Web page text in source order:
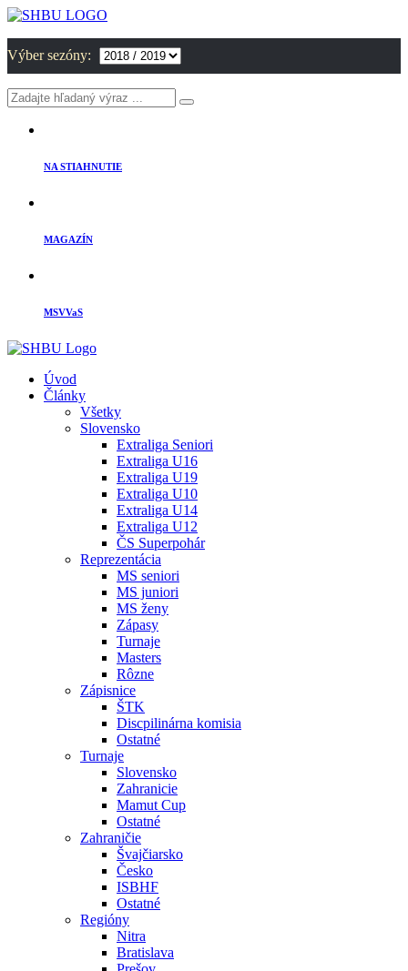
Výber sezóny:
NA STIAHNUTIE
MAGAZÍN
MSVVaS
Úvod
Články
Všetky
Slovensko
Extraliga Seniori
Extraliga U16
Extraliga U19
Extraliga U10
Extraliga U14
Extraliga U12
ČS Superpohár
Reprezentácia
MS seniori
MS juniori
MS ženy
Zápasy
Turnaje
Masters
Rôzne
Zápisnice
ŠTK
Discpilinárna komisia
Ostatné
Turnaje
Slovensko
Zahranicie
Mamut Cup
Ostatné
Zahraničie
Švajčiarsko
Česko
ISBHF
Ostatné
Regióny
Nitra
Bratislava